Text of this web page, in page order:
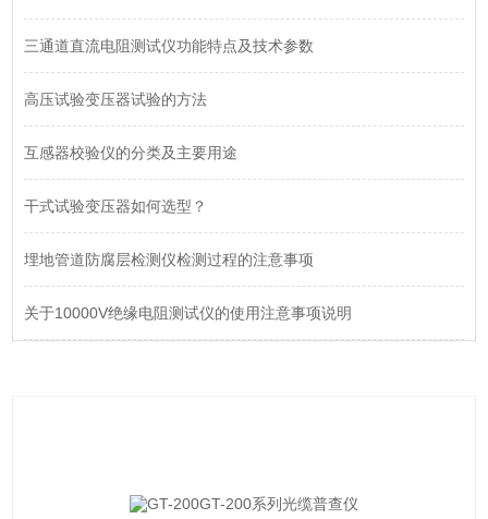
三通道直流电阻测试仪功能特点及技术参数
高压试验变压器试验的方法
互感器校验仪的分类及主要用途
干式试验变压器如何选型？
埋地管道防腐层检测仪检测过程的注意事项
关于10000V绝缘电阻测试仪的使用注意事项说明